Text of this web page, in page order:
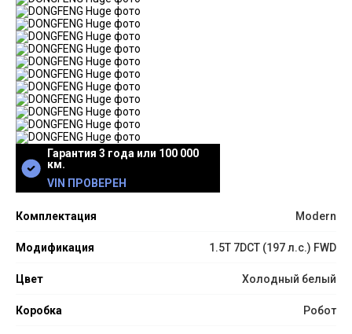
Гарантия 3 года или 100 000
км.
VIN ПРОВЕРЕН
Комплектация Modern
Модификация 1.5T 7DCT (197 л.с.) FWD
Цвет Холодный белый
Коробка Робот